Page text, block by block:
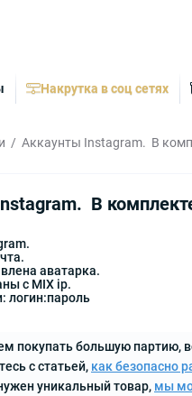
Накрутка в соц сетях
Аккаунты Instagram. В
В
аватарка.
с MIX ip.
логин:пароль
покупать большую партию,
с статьей, как безопасно
уникальный товар, мы